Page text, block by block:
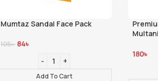
Mumtaz Sandal Face Pack
105৳ 84৳
Add To Cart
180৳